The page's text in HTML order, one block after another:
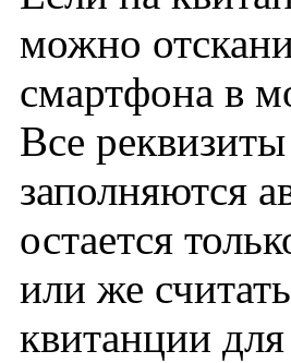
можно
смартфона в
Все
заполняются
остается
или же
квитанции